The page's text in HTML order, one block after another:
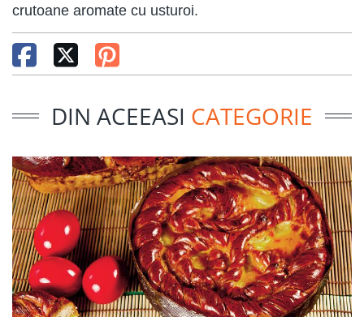
crutoane aromate cu usturoi.
DIN ACEEASI CATEGORIE